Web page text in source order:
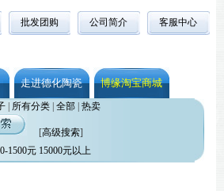
批发团购 公司简介 客服中心
走进德化陶瓷 博缘淘宝商城
| 所有分类| 全部| 热卖
[高级搜索]
1500元 15000元以上